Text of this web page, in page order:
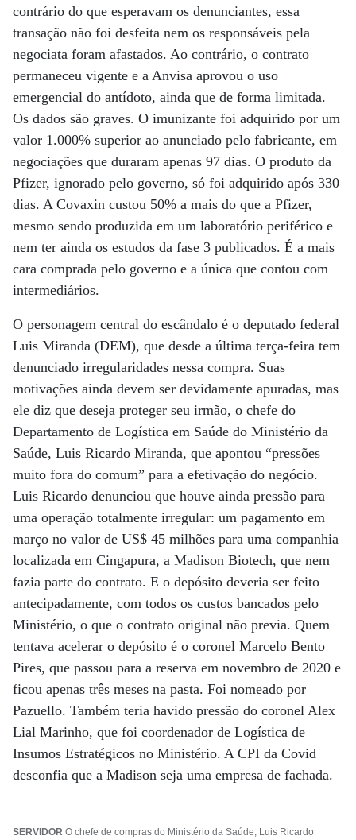
contrário do que esperavam os denunciantes, essa
transação não foi desfeita nem os responsáveis pela
negociata foram afastados. Ao contrário, o contrato
permaneceu vigente e a Anvisa aprovou o uso
emergencial do antídoto, ainda que de forma limitada.
Os dados são graves. O imunizante foi adquirido por um
valor 1.000% superior ao anunciado pelo fabricante, em
negociações que duraram apenas 97 dias. O produto da
Pfizer, ignorado pelo governo, só foi adquirido após 330
dias. A Covaxin custou 50% a mais do que a Pfizer,
mesmo sendo produzida em um laboratório periférico e
nem ter ainda os estudos da fase 3 publicados. É a mais
cara comprada pelo governo e a única que contou com
intermediários.
O personagem central do escândalo é o deputado federal
Luis Miranda (DEM), que desde a última terça-feira tem
denunciado irregularidades nessa compra. Suas
motivações ainda devem ser devidamente apuradas, mas
ele diz que deseja proteger seu irmão, o chefe do
Departamento de Logística em Saúde do Ministério da
Saúde, Luis Ricardo Miranda, que apontou “pressões
muito fora do comum” para a efetivação do negócio.
Luis Ricardo denunciou que houve ainda pressão para
uma operação totalmente irregular: um pagamento em
março no valor de US$ 45 milhões para uma companhia
localizada em Cingapura, a Madison Biotech, que nem
fazia parte do contrato. E o depósito deveria ser feito
antecipadamente, com todos os custos bancados pelo
Ministério, o que o contrato original não previa. Quem
tentava acelerar o depósito é o coronel Marcelo Bento
Pires, que passou para a reserva em novembro de 2020 e
ficou apenas três meses na pasta. Foi nomeado por
Pazuello. Também teria havido pressão do coronel Alex
Lial Marinho, que foi coordenador de Logística de
Insumos Estratégicos no Ministério. A CPI da Covid
desconfia que a Madison seja uma empresa de fachada.
SERVIDOR O chefe de compras do Ministério da Saúde, Luis Ricardo